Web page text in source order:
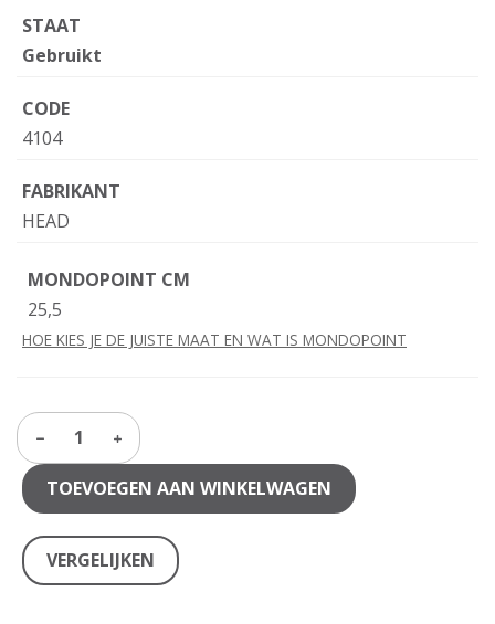
STAAT
Gebruikt
CODE
4104
FABRIKANT
HEAD
MONDOPOINT CM
25,5
HOE KIES JE DE JUISTE MAAT EN WAT IS MONDOPOINT
1
TOEVOEGEN AAN WINKELWAGEN
VERGELIJKEN